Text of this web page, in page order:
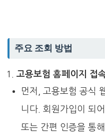
주요 조회 방법
고용보험 홈페이지 접
먼저, 고용보험 공식
니다. 회원가입이 되
또는 간편 인증을 통